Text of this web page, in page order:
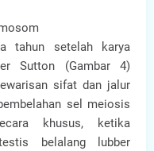
tahun setelah karya
Sutton (Gambar 4)
sifat dan jalur
sel meiosis
khusus, ketika
belalang lubber